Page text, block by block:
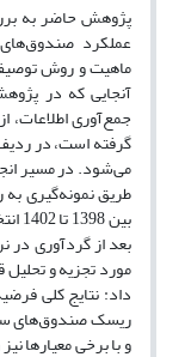
پژوهش حاضر به
عملکرد
ماهیت و روش
آنجایی که در
جمع‌آوری اطلاعات،
گرفته است، در
بعد از گردآوری در
مورد تجزیه و
داد: نتایج کلی
ریسک صندوق‌های
و با برخی معیارها